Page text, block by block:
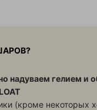
надуваем гелием и
(кроме некоторых